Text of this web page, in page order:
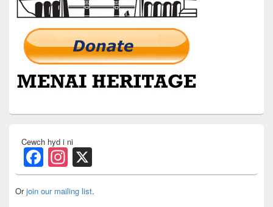
Cewch hyd i ni
Facebook
Instagram
Orjoin our mailing list.